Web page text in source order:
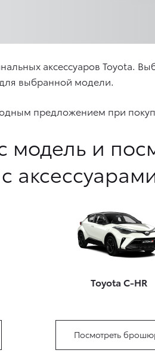
аксессуаров Toyota.
выбранной модели.
предложением при
и
Toyota C-HR
Посмотреть